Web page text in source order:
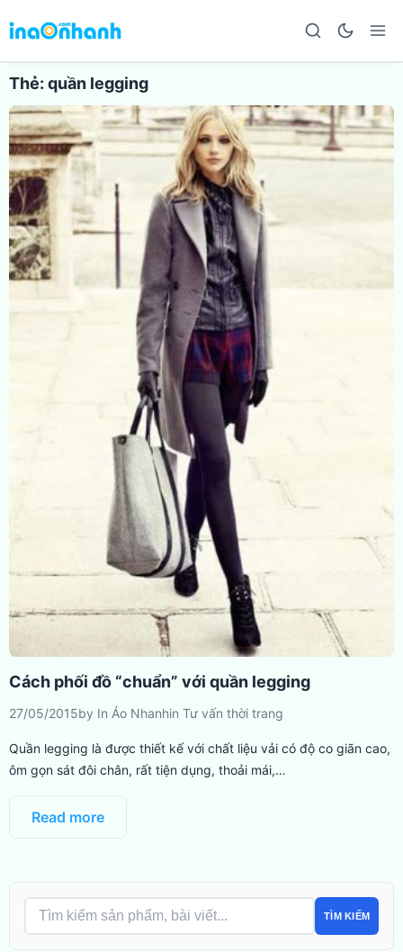
Thẻ: quần legging
Cách phối đồ “chuẩn” với quần legging
27/05/2015by In Áo Nhanhin Tư vấn thời trang
Quần legging là được thiết kế với chất liệu vải có độ co giãn cao,
ôm gọn sát đôi chân, rất tiện dụng, thoải mái,…
Read more
TÌM KIẾM